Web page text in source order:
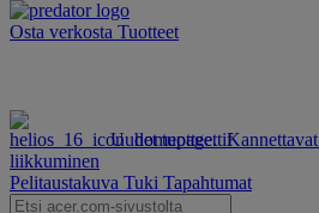
Osta verkosta Tuotteet
Uudet tuotteet Kannettavat
liikkuminen
Pelitaustakuva Tuki Tapahtumat